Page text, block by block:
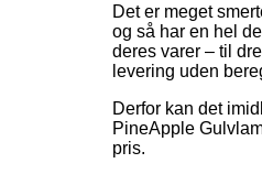
Det er meget
og så har en hel
deres varer – til
levering uden
Derfor kan det
PineApple
pris.